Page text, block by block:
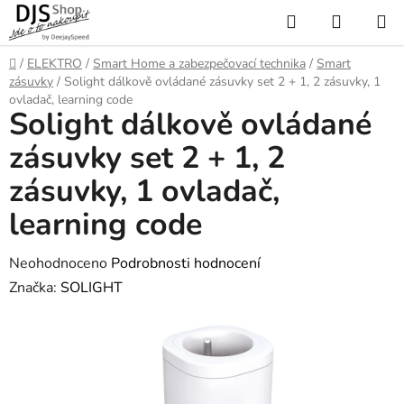
Přejít
na
obsah
Hledat
KOŠÍK
Domů
/ ELEKTRO / Smart Home a zabezpečovací technika / Smart
zásuvky / Solight dálkově ovládané zásuvky set 2 + 1, 2 zásuvky, 1
ovladač, learning code
Solight dálkově ovládané
zásuvky set 2 + 1, 2
zásuvky, 1 ovladač,
learning code
Průměrné
hodnocení
Neohodnoceno Podrobnosti hodnocení
Značka: SOLIGHT